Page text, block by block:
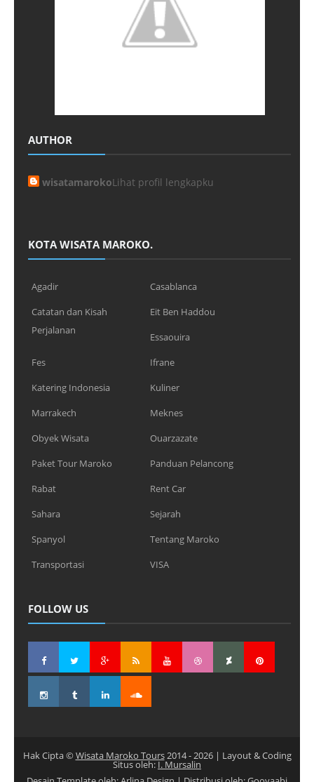
AUTHOR
wisatamarokoLihat profil lengkapku
KOTA WISATA MAROKO.
Agadir
Casablanca
Catatan dan Kisah
Perjalanan
Eit Ben Haddou
Essaouira
Fes
Ifrane
Katering Indonesia
Kuliner
Marrakech
Meknes
Obyek Wisata
Ouarzazate
Paket Tour Maroko
Panduan Pelancong
Rabat
Rent Car
Sahara
Sejarah
Spanyol
Tentang Maroko
Transportasi
VISA
FOLLOW US
Hak Cipta ©Wisata Maroko Tours2014 -2026| Layout & Coding
Situs oleh:I. Mursalin